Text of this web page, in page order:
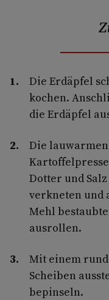
Die Erdäpfel
kochen.
die Erdäpfel
Die
Dotter und
verkneten
Mehl
ausrollen.
Mit einem
Scheiben
bepinseln.